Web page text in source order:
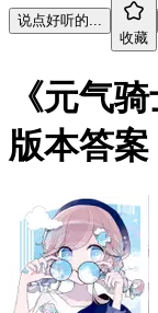
说点好听的...
收藏
《元气
版本答案